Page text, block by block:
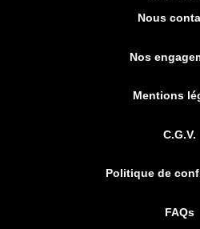
Nous
Nos
Mentions
C.G.V.
Politique de
FAQs